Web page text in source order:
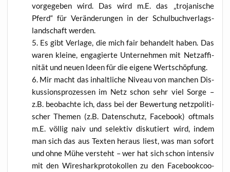
vor­ge­ge­ben wird. Das wird m.E. das „tro­ja­ni­sche
Pferd“ für Ver­än­de­run­gen in der Schul­buch­ver­lags­
land­schaft werden.
Es gibt Ver­la­ge, die mich fair behan­delt haben. Das
waren klei­ne, enga­gier­te Unter­neh­men mit Netz­af­fi­
ni­tät und neu­en Ideen für die eige­ne Wertschöpfung.
Mir macht das inhalt­li­che Niveau von man­chen Dis­
kus­si­ons­pro­zes­sen im Netz schon sehr viel Sor­ge –
z.B. beob­ach­te ich, dass bei der Bewer­tung netz­po­li­ti­
scher The­men (z.B. Daten­schutz, Face­book) oft­mals
m.E. völ­lig naiv und selek­tiv dis­ku­tiert wird, indem
man sich das aus Tex­ten her­aus liest, was man sofort
und ohne Mühe ver­steht – wer hat sich schon inten­siv
mit den Wireshark­pro­to­kol­len zu den Face­book­coo­